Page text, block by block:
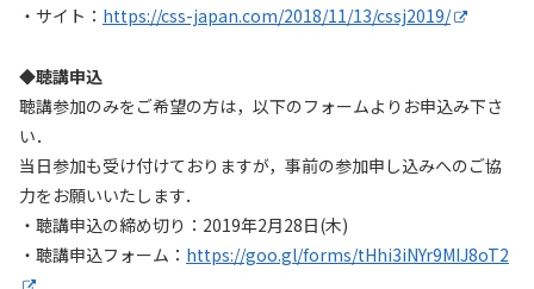
・サイト： https://css-japan.com/2018/11/13/cssj2019/
◆聴講申込
聴講参加のみをご希望の方は，以下のフォームよりお申込み下さ
い．
当日参加も受け付けておりますが，事前の参加申し込みへのご協
力をお願いいたします．
・聴講申込の締め切り：2019年2月28日(木)
・聴講申込フォーム： https://goo.gl/forms/tHhi3iNYr9MIJ8oT2